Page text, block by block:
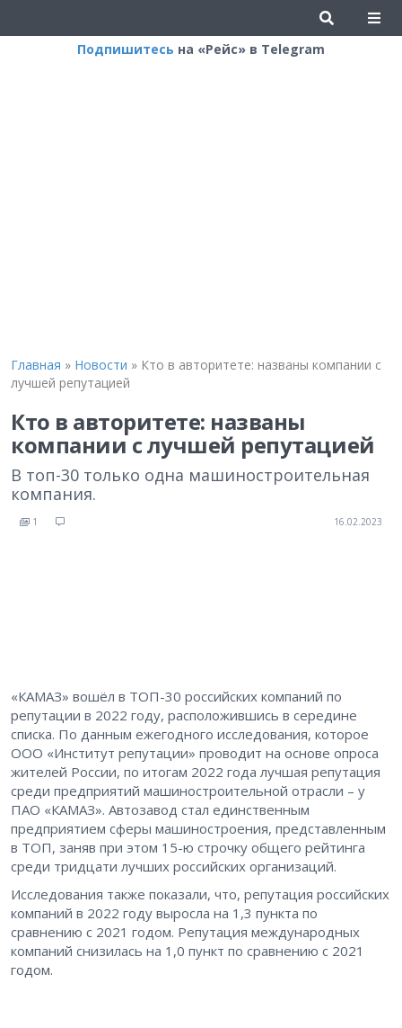
Подпишитесь на «Рейс» в Telegram
Главная » Новости » Кто в авторитете: названы компании с
лучшей репутацией
Кто в авторитете: названы
компании с лучшей репутацией
В топ-30 только одна машиностроительная
компания.
1 16.02.2023
«КАМАЗ» вошёл в ТОП-30 российских компаний по
репутации в 2022 году, расположившись в середине
списка. По данным ежегодного исследования, которое
ООО «Институт репутации» проводит на основе опроса
жителей России, по итогам 2022 года лучшая репутация
среди предприятий машиностроительной отрасли – у
ПАО «КАМАЗ». Автозавод стал единственным
предприятием сферы машиностроения, представленным
в ТОП, заняв при этом 15-ю строчку общего рейтинга
среди тридцати лучших российских организаций.
Исследования также показали, что, репутация российских
компаний в 2022 году выросла на 1,3 пункта по
сравнению с 2021 годом. Репутация международных
компаний снизилась на 1,0 пункт по сравнению с 2021
годом.